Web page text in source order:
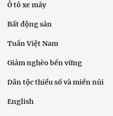
Ô tô xe máy
Bất động sản
Tuần Việt Nam
Giảm nghèo bền vững
Dân tộc thiểu số và miền núi
English